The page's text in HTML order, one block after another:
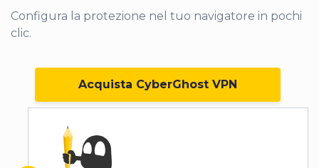
Configura la protezione nel tuo navigatore in pochi
clic.
Acquista CyberGhost VPN